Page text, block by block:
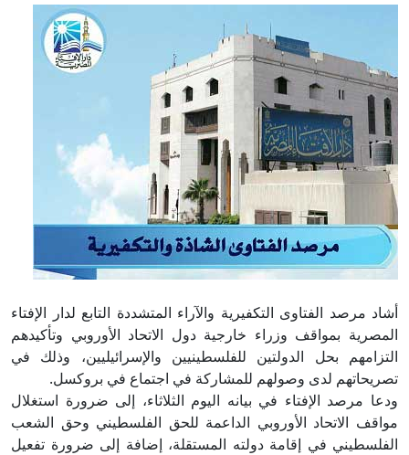
أشاد مرصد الفتاوى التكفيرية والآراء المتشددة التابع لدار الإفتاء
المصرية بمواقف وزراء خارجية دول الاتحاد الأوروبي وتأكيدهم
التزامهم بحل الدولتين للفلسطينيين والإسرائيليين، وذلك في
تصريحاتهم لدى وصولهم للمشاركة في اجتماع في بروكسل.
ودعا مرصد الإفتاء في بيانه اليوم الثلاثاء، إلى ضرورة استغلال
مواقف الاتحاد الأوروبي الداعمة للحق الفلسطيني وحق الشعب
الفلسطيني في إقامة دولته المستقلة، إضافة إلى ضرورة تفعيل